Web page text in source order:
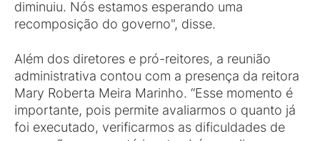
diminuiu. Nós estamos esperando uma
recomposição do governo", disse.
Além dos diretores e pró-reitores, a reunião
administrativa contou com a presença da reitora
Mary Roberta Meira Marinho. “Esse momento é
importante, pois permite avaliarmos o quanto já
foi executado, verificarmos as dificuldades de